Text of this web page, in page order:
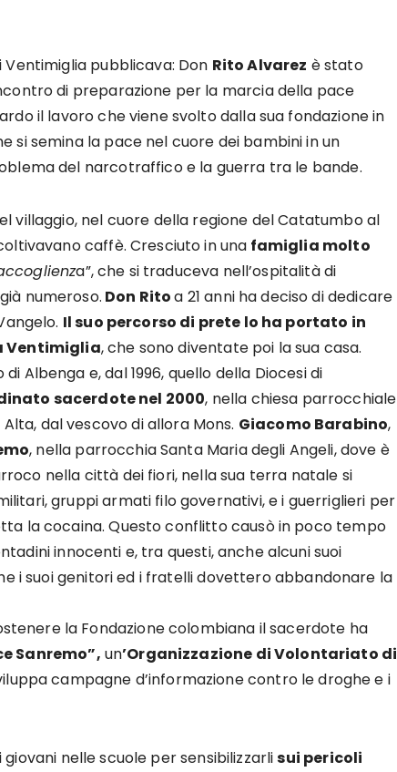
Ventimiglia pubblicava: Don Rito Alvarez è stato
di preparazione per la marcia della pace
il lavoro che viene svolto dalla sua fondazione in
si semina la pace nel cuore dei bambini in un
del narcotraffico e la guerra tra le bande.
villaggio, nel cuore della regione del Catatumbo al
caffè. Cresciuto in una famiglia molto
a”, che si traduceva nell’ospitalità di
numeroso. Don Ritoa 21 anni ha deciso di dedicare
Il suo percorso di prete lo ha portato in
Ventimiglia, che sono diventate poi la sua casa.
Albenga e, dal 1996, quello della Diocesi di
sacerdote nel 2000, nella chiesa parrocchiale
dal vescovo di allora Mons. Giacomo Barabino,
, nella parrocchia Santa Maria degli Angeli, dove è
nella città dei fiori, nella sua terra natale si
gruppi armati filo governativi, e i guerriglieri per
la cocaina. Questo conflitto causò in poco tempo
innocenti e, tra questi, anche alcuni suoi
i suoi genitori ed i fratelli dovettero abbandonare la
la Fondazione colombiana il sacerdote ha
Sanremo”, un’Organizzazione di Volontariato di
campagne d’informazione contro le droghe e i
nelle scuole per sensibilizzarlisui pericoli